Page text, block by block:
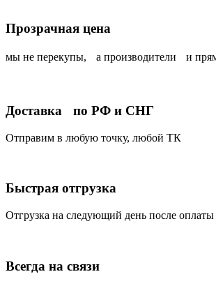
Прозрачная цена
мы не перекупы, а производители и
Доставка по РФ и СНГ
Отправим в любую точку, любой ТК
Быстрая отгрузка
Отгрузка на следующий день после оплаты
Всегда на связи